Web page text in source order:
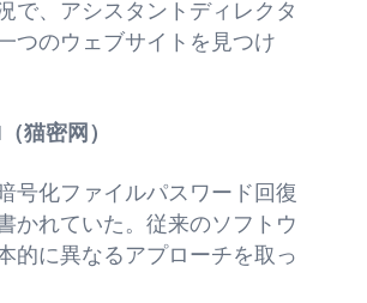
で、アシスタントディレクタ
つのウェブサイトを見つけ
猫密网）
号化ファイルパスワード回復
かれていた。従来のソフトウ
的に異なるアプローチを取っ